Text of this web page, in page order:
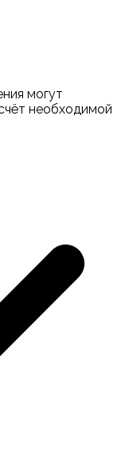
могут
необходимой